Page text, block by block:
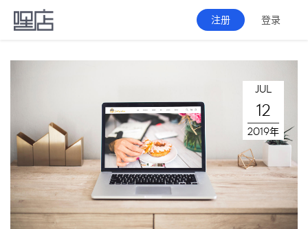
注册 登录
JUL
12
2019年